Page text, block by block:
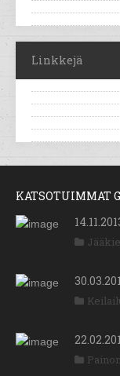
Linkkejä
KATSOTUIMMAT